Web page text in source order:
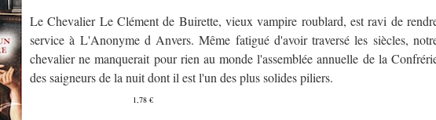
Le Chevalier Le Clément de Buirette, vieux vampire roublard, est ravi de
service à L'Anonyme d Anvers. Même fatigué d'avoir traversé les siècles,
chevalier ne manquerait pour rien au monde l'assemblée annuelle de la
des saigneurs de la nuit dont il est l'un des plus solides piliers.
1,78 €